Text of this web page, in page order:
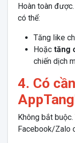
Hoàn toàn
có thể:
Tăng like
Hoặc tăng
chiến dịch
4. Có
Không bắt
Facebook/Zalo